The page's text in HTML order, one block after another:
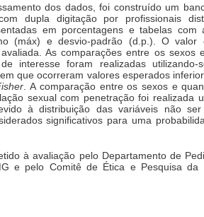
dos dados, foi construído um
dupla digitação por profissionais
em porcentagens e tabelas com
(máx) e desvio-padrão (d.p.). O
As comparações entre os sexos
interesse foram realizadas
que ocorreram valores esperados
. A comparação entre os sexos e
sexual com penetração foi realizada
à distribuição das variáveis não
significativos para uma
à avaliação pelo Departamento de
e pelo Comitê de Ética e Pesquisa da